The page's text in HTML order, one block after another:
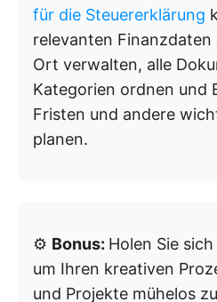
für die Steuererklärung
relevanten Finanzdaten
Ort verwalten, alle
Kategorien ordnen und
Fristen und andere
planen.
⚙️ Bonus: Holen Sie sich
um Ihren kreativen
und Projekte mühelos